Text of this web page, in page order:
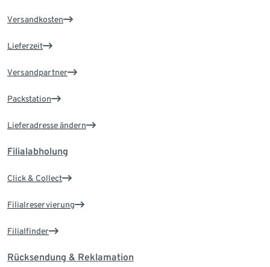
Versandkosten
Lieferzeit
Versandpartner
Packstation
Lieferadresse ändern
Filialabholung
Click & Collect
Filialreservierung
Filialfinder
Rücksendung & Reklamation